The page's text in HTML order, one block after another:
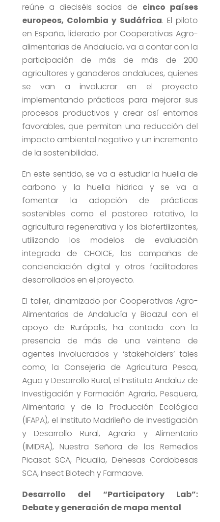
reúne a dieciséis socios de cinco países
europeos, Colombia y Sudáfrica. El piloto
en España, liderado por Cooperativas Agro-
alimentarias de Andalucía, va a contar con la
participación de más de más de 200
agricultores y ganaderos andaluces, quienes
se van a involucrar en el proyecto
implementando prácticas para mejorar sus
procesos productivos y crear así entornos
favorables, que permitan una reducción del
impacto ambiental negativo y un incremento
de la sostenibilidad.
En este sentido, se va a estudiar la huella de
carbono y la huella hídrica y se va a
fomentar la adopción de prácticas
sostenibles como el pastoreo rotativo, la
agricultura regenerativa y los biofertilizantes,
utilizando los modelos de evaluación
integrada de CHOICE, las campañas de
concienciación digital y otros facilitadores
desarrollados en el proyecto.
El taller, dinamizado por Cooperativas Agro-
Alimentarias de Andalucía y Bioazul con el
apoyo de Rurápolis, ha contado con la
presencia de más de una veintena de
agentes involucrados y ‘stakeholders’ tales
como; la Consejería de Agricultura Pesca,
Agua y Desarrollo Rural, el Instituto Andaluz de
Investigación y Formación Agraria, Pesquera,
Alimentaria y de la Producción Ecológica
(IFAPA), el Instituto Madrileño de Investigación
y Desarrollo Rural, Agrario y Alimentario
(IMIDRA), Nuestra Señora de los Remedios
Picasat SCA, Picualia, Dehesas Cordobesas
SCA, Insect Biotech y Farmaove.
Desarrollo del “Participatory Lab”:
Debate y generación de mapa mental